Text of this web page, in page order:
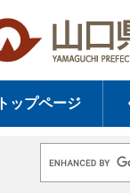
トップページ
o